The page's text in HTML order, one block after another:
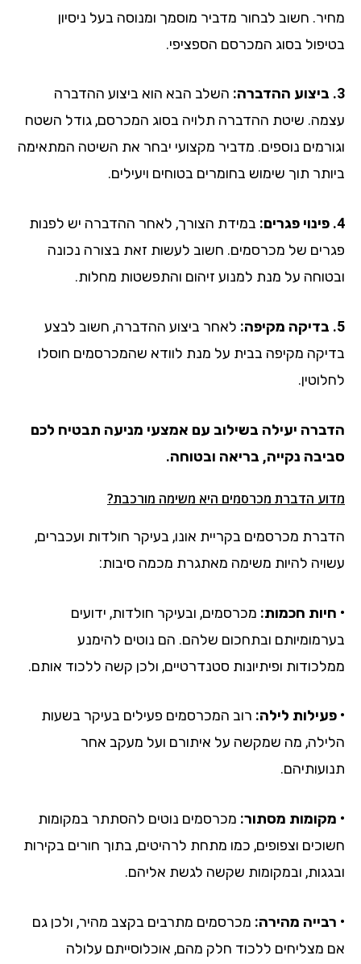
מחיר. חשוב לבחור מדביר מוסמך ומנוסה בעל ניסיון
בטיפול בסוג המכרסם הספציפי.
3. ביצוע ההדברה:
השלב הבא הוא ביצוע ההדברה
עצמה. שיטת ההדברה תלויה בסוג המכרסם, גודל השטח
וגורמים נוספים. מדביר מקצועי יבחר את השיטה המתאימה
ביותר תוך שימוש בחומרים בטוחים ויעילים.
4. פינוי פגרים:
במידת הצורך, לאחר ההדברה יש לפנות
פגרים של מכרסמים. חשוב לעשות זאת בצורה נכונה
ובטוחה על מנת למנוע זיהום והתפשטות מחלות.
5. בדיקה מקיפה:
לאחר ביצוע ההדברה, חשוב לבצע
בדיקה מקיפה בבית על מנת לוודא שהמכרסמים חוסלו
לחלוטין.
הדברה יעילה בשילוב עם אמצעי מניעה תבטיח לכם
סביבה נקייה, בריאה ובטוחה.
מדוע הדברת מכרסמים היא משימה מורכבת?
הדברת מכרסמים בקריית אונו, בעיקר חולדות ועכברים,
עשויה להיות משימה מאתגרת מכמה סיבות:
• חיות חכמות: מכרסמים, ובעיקר חולדות, ידועים
בערמומיותם ובתחכום שלהם. הם נוטים להימנע
ממלכודות ופיתיונות סטנדרטיים, ולכן קשה ללכוד אותם.
• פעילות לילה: רוב המכרסמים פעילים בעיקר בשעות
הלילה, מה שמקשה על איתורם ועל מעקב אחר
תנועותיהם.
• מקומות מסתור: מכרסמים נוטים להסתתר במקומות
חשוכים וצפופים, כמו מתחת לרהיטים, בתוך חורים בקירות
ובגגות, ובמקומות שקשה לגשת אליהם.
• רבייה מהירה: מכרסמים מתרבים בקצב מהיר, ולכן גם
אם מצליחים ללכוד חלק מהם, אוכלוסייתם עלולה